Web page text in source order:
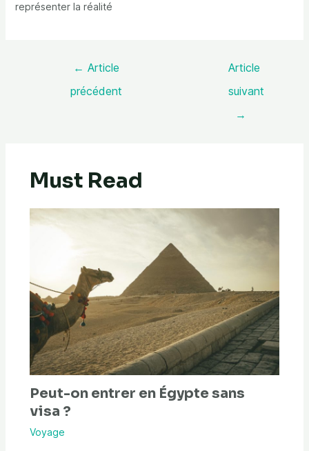
représenter la réalité
← Article
précédent
Article
suivant
→
Must Read
Peut-on entrer en Égypte sans
visa ?
Voyage